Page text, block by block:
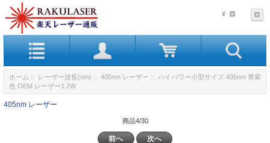
¥
ホーム :: レーザー波長(nm) :: 405nm レーザー :: ハイパワー小型サイズ 405nm 青紫
色 OEM レーザー1.2W
405nm レーザー
商品4/30
前へ 次へ